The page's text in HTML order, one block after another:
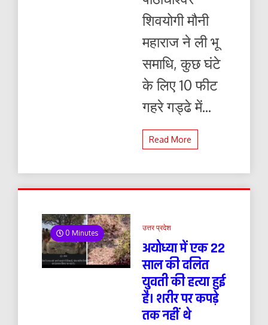
शिवयोगी मौनी
महाराज ने ली भू
समाधि, कुछ घंटे
के लिए 10 फीट
गहरे गड्ढे में...
Read More
0 Minutes
उत्तर प्रदेश
अयोध्या में एक 22
साल की दलित
युवती की हत्या हुई
है। शरीर पर कपड़े
तक नहीं थे